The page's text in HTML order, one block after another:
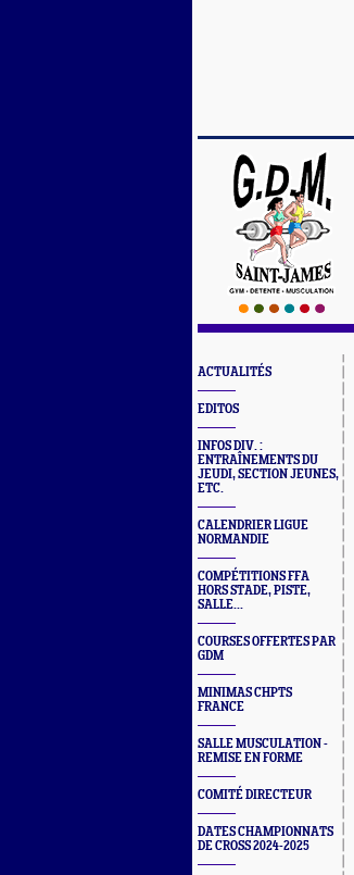
ACTUALITÉS
EDITOS
INFOS DIV. :
ENTRAÎNEMENTS DU
JEUDI, SECTION JEUNES,
ETC.
CALENDRIER LIGUE
NORMANDIE
COMPÉTITIONS FFA
HORS STADE, PISTE,
SALLE...
COURSES OFFERTES PAR
GDM
MINIMAS CHPTS
FRANCE
SALLE MUSCULATION -
REMISE EN FORME
COMITÉ DIRECTEUR
DATES CHAMPIONNATS
DE CROSS 2024-2025